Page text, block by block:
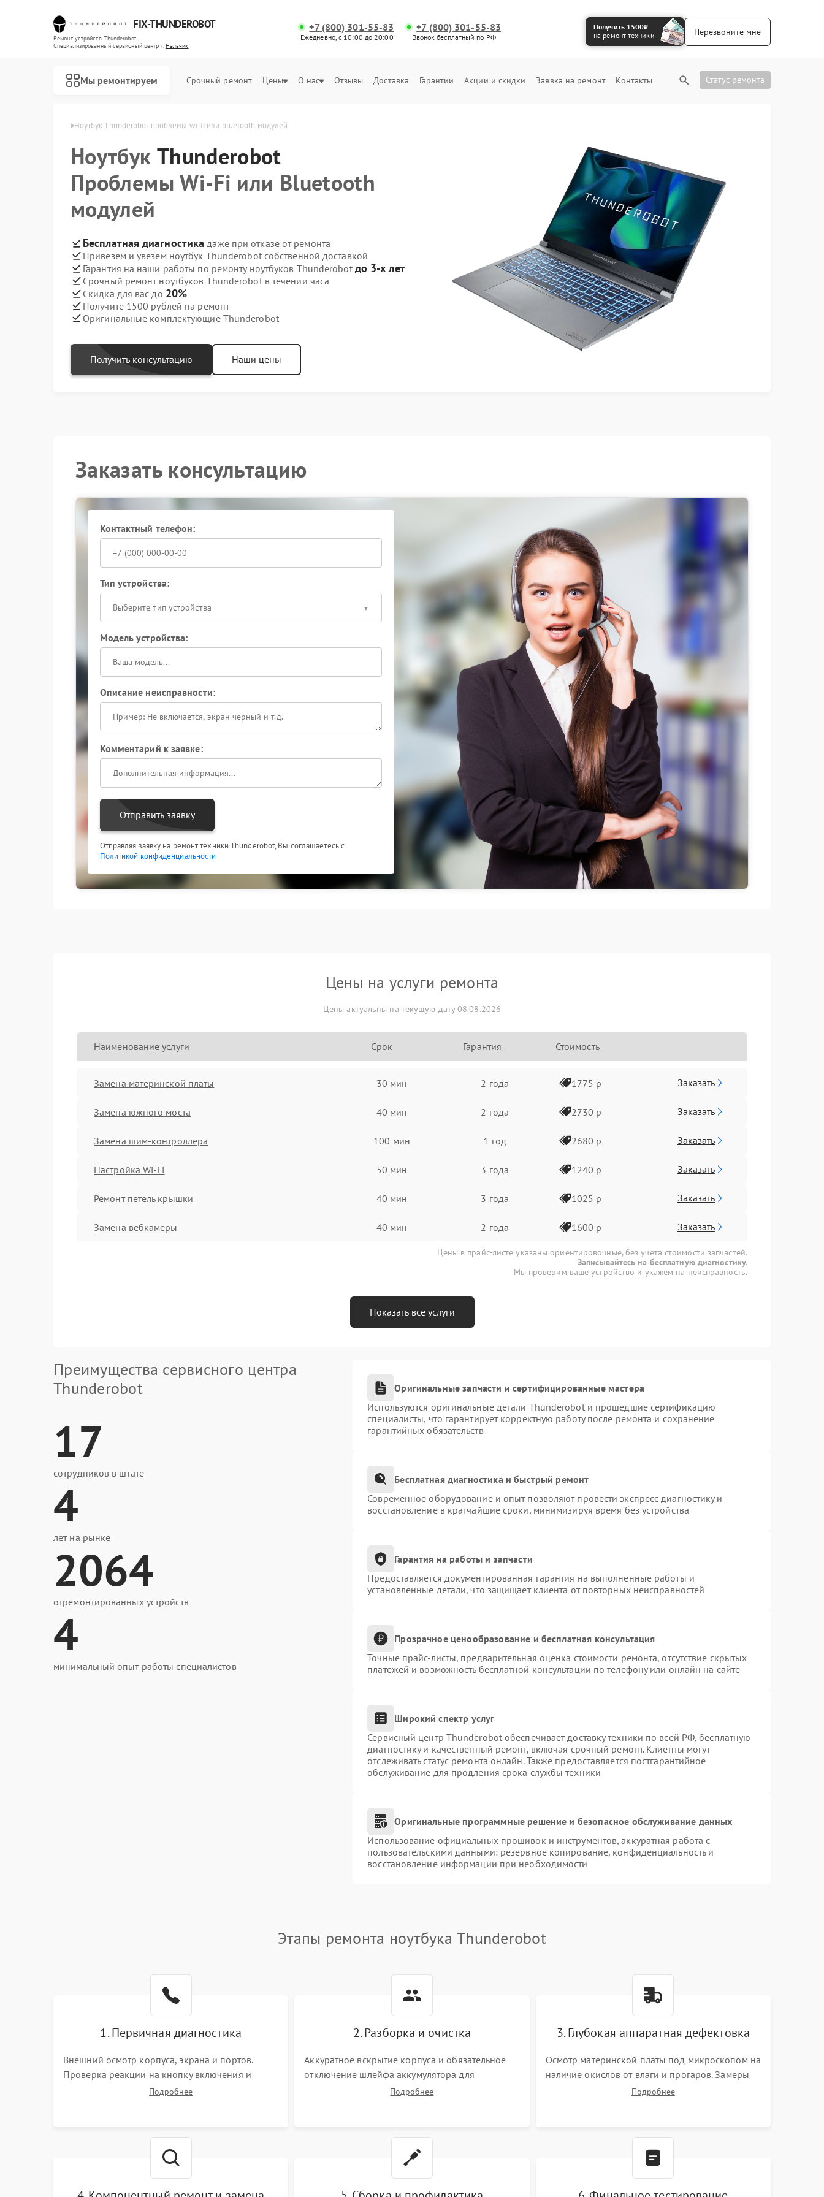
FIX-THUNDEROBOT
Ремонт устройств Thunderobot
Специализированный cервисный центр г.Нальчик
+7 (800) 301-55-83
Ежедневно, с 10:00 до 20:00
+7 (800) 301-55-83
Звонок бесплатный по РФ
Получить 1500₽
на ремонт техники
Перезвоните мне
Мы ремонтируем Срочный ремонт Цены О нас Отзывы Доставка Гарантии Акции и скидки Заявка на ремонт Контакты Статус ремонта
Ноутбук Thunderobot проблемы wi‑fi или bluetooth модулей
Ноутбук Thunderobot
Проблемы Wi‑Fi или Bluetooth
модулей
Бесплатная диагностика даже при отказе от ремонта
Привезем и увезем ноутбук Thunderobot собственной доставкой
Гарантия на наши работы по ремонту ноутбуков Thunderobot до 3-х лет
Срочный ремонт ноутбуков Thunderobot в течении часа
Скидка для вас до 20%
Получите 1500 рублей на ремонт
Оригинальные комплектующие Thunderobot
Получить консультацию Наши цены
Заказать консультацию
Контактный телефон:
Тип устройства:
Выберите тип устройства
Модель устройства:
Описание неисправности:
Комментарий к заявке:
Отправить заявку
Отправляя заявку на ремонт техники Thunderobot, Вы соглашаетесь с
Политикой конфиденциальности
Цены на услуги ремонта
Цены актуальны на текущую дату 08.08.2026
Наименование услуги Срок Гарантия Стоимость
Замена материнской платы 30 мин 2 года 1775 р Заказать
Замена южного моста 40 мин 2 года 2730 р Заказать
Замена шим-контроллера 100 мин 1 год 2680 р Заказать
Настройка Wi-Fi 50 мин 3 года 1240 р Заказать
Ремонт петель крышки 40 мин 3 года 1025 р Заказать
Замена вебкамеры 40 мин 2 года 1600 р Заказать
Цены в прайс-листе указаны ориентировочные, без учета стоимости запчастей.
Записывайтесь на бесплатную диагностику.
Мы проверим ваше устройство и укажем на неисправность.
Показать все услуги
Преимущества сервисного центра
Thunderobot
17
сотрудников в штате
4
лет на рынке
2064
отремонтированных устройств
4
минимальный опыт работы специалистов
Оригинальные запчасти и сертифицированные мастера
Используются оригинальные детали Thunderobot и прошедшие сертификацию
специалисты, что гарантирует корректную работу после ремонта и сохранение
гарантийных обязательств
Бесплатная диагностика и быстрый ремонт
Современное оборудование и опыт позволяют провести экспресс-диагностику и
восстановление в кратчайшие сроки, минимизируя время без устройства
Гарантия на работы и запчасти
Предоставляется документированная гарантия на выполненные работы и
установленные детали, что защищает клиента от повторных неисправностей
Прозрачное ценообразование и бесплатная консультация
Точные прайс-листы, предварительная оценка стоимости ремонта, отсутствие скрытых
платежей и возможность бесплатной консультации по телефону или онлайн на сайте
Широкий спектр услуг
Сервисный центр Thunderobot обеспечивает доставку техники по всей РФ, бесплатную
диагностику и качественный ремонт, включая срочный ремонт. Клиенты могут
отслеживать статус ремонта онлайн. Также предоставляется постгарантийное
обслуживание для продления срока службы техники
Оригинальные программные решение и безопасное обслуживание данных
Использование официальных прошивок и инструментов, аккуратная работа с
пользовательскими данными: резервное копирование, конфиденциальность и
восстановление информации при необходимости
Этапы ремонта ноутбука Thunderobot
1. Первичная диагностика
Внешний осмотр корпуса, экрана и портов.
Проверка реакции на кнопку включения и
подключение зарядного устройства. Оценка
Подробнее
2. Разборка и очистка
Аккуратное вскрытие корпуса и обязательное
отключение шлейфа аккумулятора для
обесточивания платы. Демонтаж системы
Подробнее
3. Глубокая аппаратная дефектовка
Осмотр материнской платы под микроскопом на
наличие окислов от влаги и прогаров. Замеры
сопротивлений и дежурных напряжений.
Подробнее